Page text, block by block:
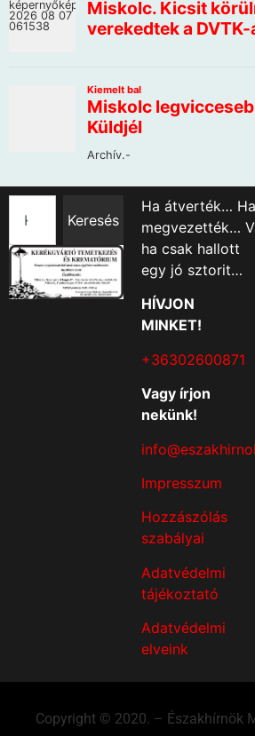
Keresés
Ha átverték… Ha
megvezették…
ha csak hallott
egy jó sztorit…
HÍVJON
MINKET!
+36302600871
Vagy írjon
nekünk!
Impresszum
Hozzászólás
szabályai
Adatvédelmi
tájékoztató
Adatvédelmi
elveink
Copyright © 2020. – Északhírnök